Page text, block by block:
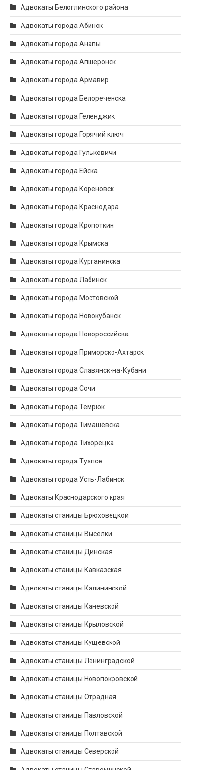
Адвокаты Белоглинского района
Адвокаты города Абинск
Адвокаты города Анапы
Адвокаты города Апшеронск
Адвокаты города Армавир
Адвокаты города Белореченска
Адвокаты города Геленджик
Адвокаты города Горячий ключ
Адвокаты города Гулькевичи
Адвокаты города Ейска
Адвокаты города Кореновск
Адвокаты города Краснодара
Адвокаты города Кропоткин
Адвокаты города Крымска
Адвокаты города Курганинска
Адвокаты города Лабинск
Адвокаты города Мостовской
Адвокаты города Новокубанск
Адвокаты города Новороссийска
Адвокаты города Приморско-Ахтарск
Адвокаты города Славянск-на-Кубани
Адвокаты города Сочи
Адвокаты города Темрюк
Адвокаты города Тимашёвска
Адвокаты города Тихорецка
Адвокаты города Туапсе
Адвокаты города Усть-Лабинск
Адвокаты Краснодарского края
Адвокаты станицы Брюховецкой
Адвокаты станицы Выселки
Адвокаты станицы Динская
Адвокаты станицы Кавказская
Адвокаты станицы Калининской
Адвокаты станицы Каневской
Адвокаты станицы Крыловской
Адвокаты станицы Кущевской
Адвокаты станицы Ленинградской
Адвокаты станицы Новопокровской
Адвокаты станицы Отрадная
Адвокаты станицы Павловской
Адвокаты станицы Полтавской
Адвокаты станицы Северской